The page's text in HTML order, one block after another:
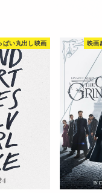
ぱい丸出し映画 映画